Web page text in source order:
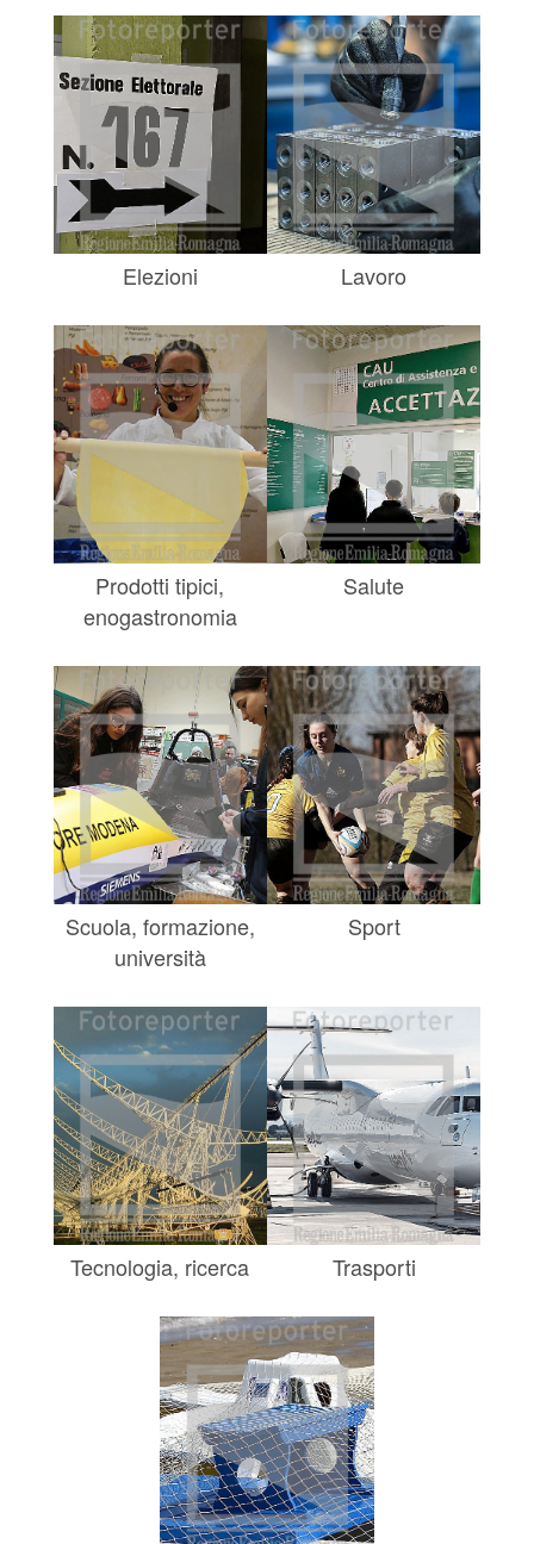
Elezioni Lavoro
Prodotti tipici,
enogastronomia
Salute
Scuola, formazione,
università
Sport
Tecnologia, ricerca Trasporti